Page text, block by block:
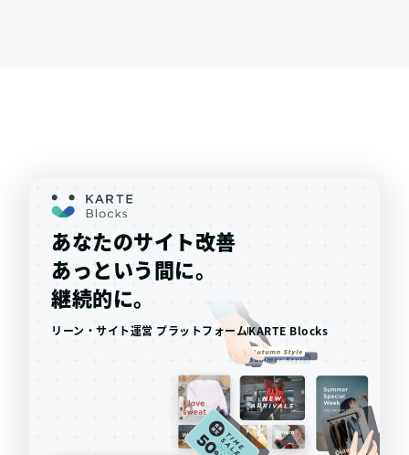
あなたのサイト改善
あっという間に。
継続的に。
リーン・サイト運営 プラットフォームKARTE Blocks